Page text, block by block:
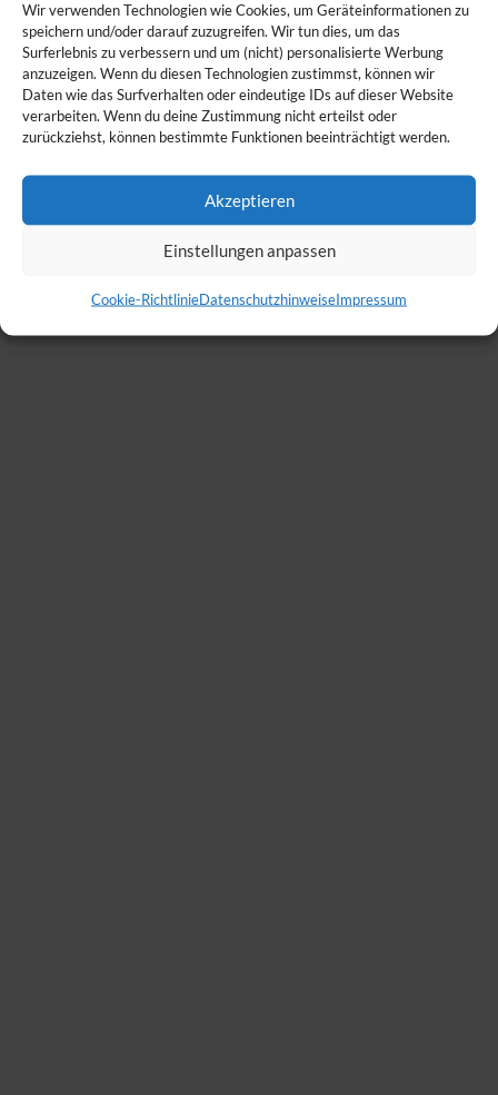
Wir verwenden Technologien wie Cookies, um Geräteinformationen zu
speichern und/oder darauf zuzugreifen. Wir tun dies, um das
Surferlebnis zu verbessern und um (nicht) personalisierte Werbung
anzuzeigen. Wenn du diesen Technologien zustimmst, können wir
Daten wie das Surfverhalten oder eindeutige IDs auf dieser Website
verarbeiten. Wenn du deine Zustimmung nicht erteilst oder
zurückziehst, können bestimmte Funktionen beeinträchtigt werden.
Akzeptieren
Einstellungen anpassen
Cookie-RichtlinieDatenschutzhinweiseImpressum